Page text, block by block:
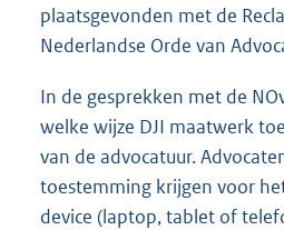
plaatsgevonden met de
Nederlandse Orde van
In de gesprekken met de
welke wijze DJI maatwerk
van de advocatuur.
toestemming krijgen voor
device (laptop, tablet of